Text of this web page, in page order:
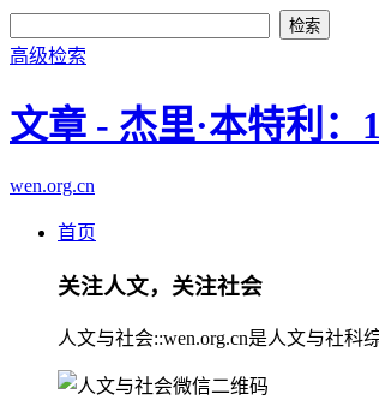
高级检索
文章 - 杰里·本特利
wen.org.cn
首页
关注人文，关注社会
人文与社会::wen.org.cn是人文与社